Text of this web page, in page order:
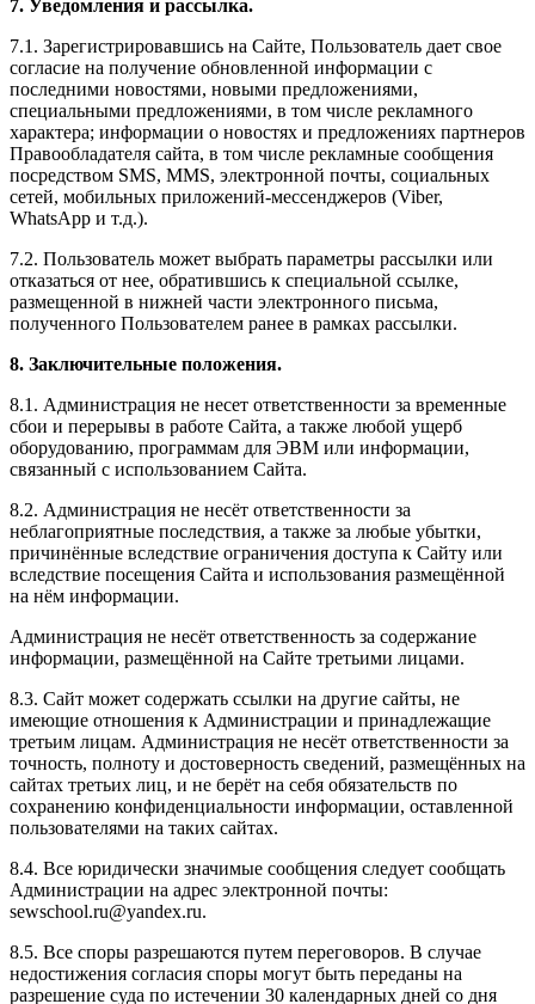
7. Уведомления и рассылка.
7.1. Зарегистрировавшись на Сайте, Пользователь дает свое
согласие на получение обновленной информации с
последними новостями, новыми предложениями,
специальными предложениями, в том числе рекламного
характера; информации о новостях и предложениях партнеров
Правообладателя сайта, в том числе рекламные сообщения
посредством SMS, MMS, электронной почты, социальных
сетей, мобильных приложений-мессенджеров (Viber,
WhatsApp и т.д.).
7.2. Пользователь может выбрать параметры рассылки или
отказаться от нее, обратившись к специальной ссылке,
размещенной в нижней части электронного письма,
полученного Пользователем ранее в рамках рассылки.
8. Заключительные положения.
8.1. Администрация не несет ответственности за временные
сбои и перерывы в работе Сайта, а также любой ущерб
оборудованию, программам для ЭВМ или информации,
связанный с использованием Сайта.
8.2. Администрация не несёт ответственности за
неблагоприятные последствия, а также за любые убытки,
причинённые вследствие ограничения доступа к Сайту или
вследствие посещения Сайта и использования размещённой
на нём информации.
Администрация не несёт ответственность за содержание
информации, размещённой на Сайте третьими лицами.
8.3. Сайт может содержать ссылки на другие сайты, не
имеющие отношения к Администрации и принадлежащие
третьим лицам. Администрация не несёт ответственности за
точность, полноту и достоверность сведений, размещённых на
сайтах третьих лиц, и не берёт на себя обязательств по
сохранению конфиденциальности информации, оставленной
пользователями на таких сайтах.
8.4. Все юридически значимые сообщения следует сообщать
Администрации на адрес электронной почты:
sewschool.ru@yandex.ru.
8.5. Все споры разрешаются путем переговоров. В случае
недостижения согласия споры могут быть переданы на
разрешение суда по истечении 30 календарных дней со дня